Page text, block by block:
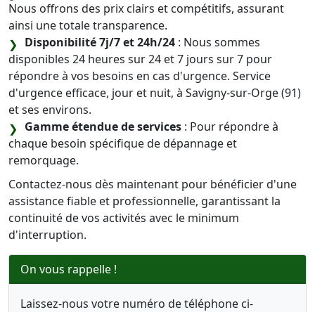
Nous offrons des prix clairs et compétitifs, assurant
ainsi une totale transparence.
Disponibilité 7j/7 et 24h/24 : Nous sommes
disponibles 24 heures sur 24 et 7 jours sur 7 pour
répondre à vos besoins en cas d'urgence. Service
d'urgence efficace, jour et nuit, à Savigny-sur-Orge (91)
et ses environs.
Gamme étendue de services : Pour répondre à
chaque besoin spécifique de dépannage et
remorquage.
Contactez-nous dès maintenant pour bénéficier d'une
assistance fiable et professionnelle, garantissant la
continuité de vos activités avec le minimum
d'interruption.
On vous rappelle !
Laissez-nous votre numéro de téléphone ci-